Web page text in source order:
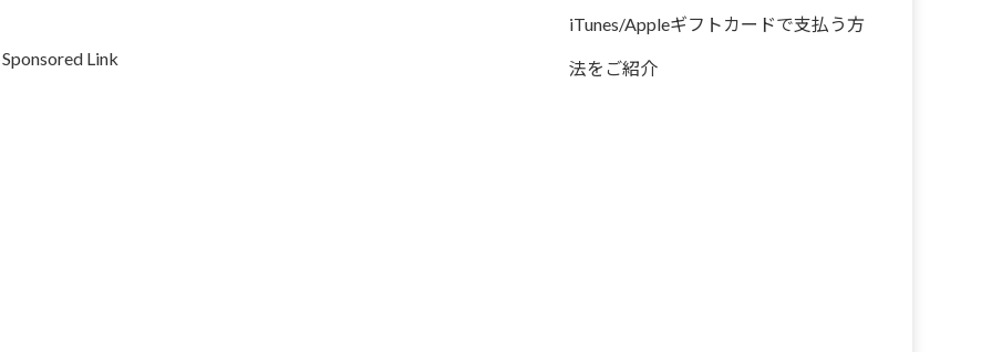
Sponsored Link
iTunes/Appleギフトカードで支払う方
法をご紹介